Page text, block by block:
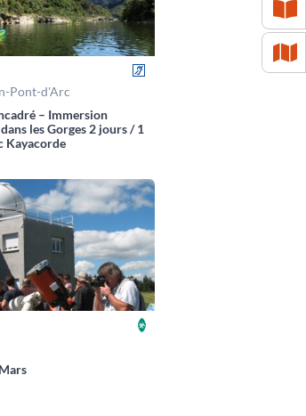
Pont-d'Arc
– Immersion
les Gorges 2 jours / 1
Kayacorde